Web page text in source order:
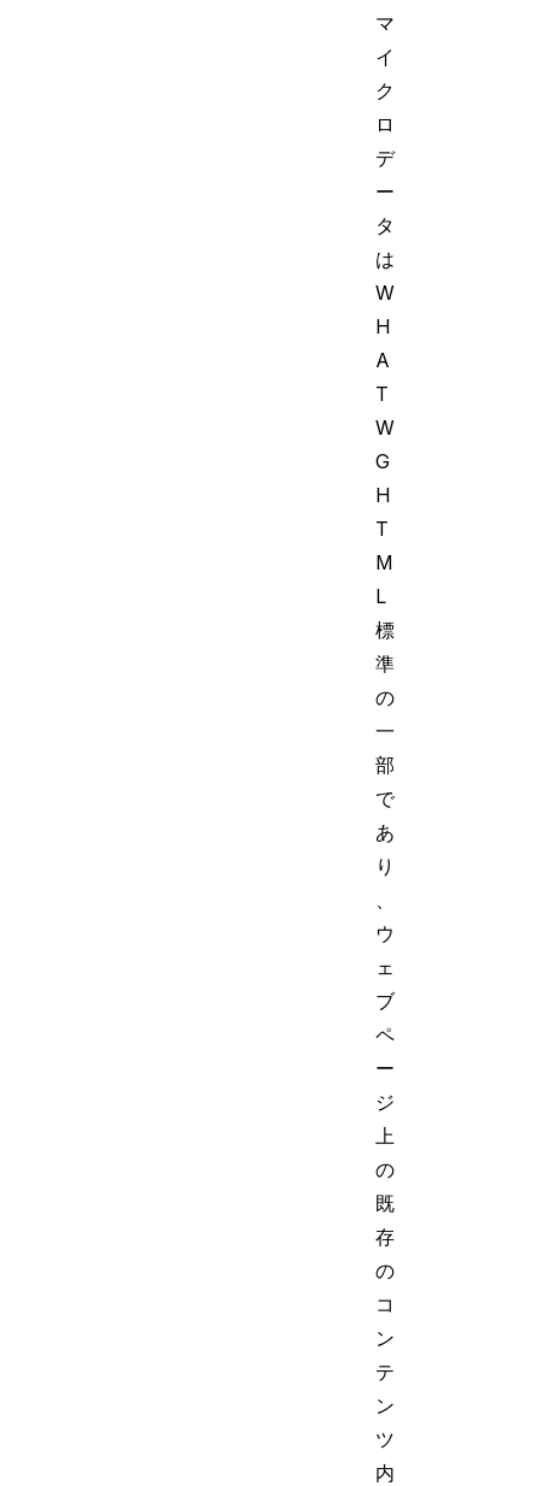
マ
イ
ク
ロ
デ
ー
タ
は
W
H
A
T
W
G
H
T
M
L
標
準
の
一
部
で
あ
り
ウ
ェ
ブ
ペ
ー
ジ
上
の
既
存
の
コ
ン
テ
ン
ツ
内